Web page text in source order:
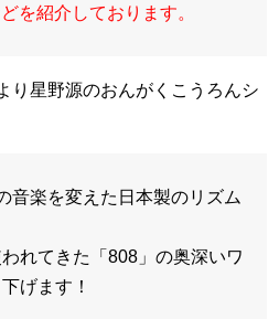
を紹介しております。
り星野源のおんがくこうろんシ
音楽を変えた日本製のリズム
れてきた「808」の奥深いワ
げます！